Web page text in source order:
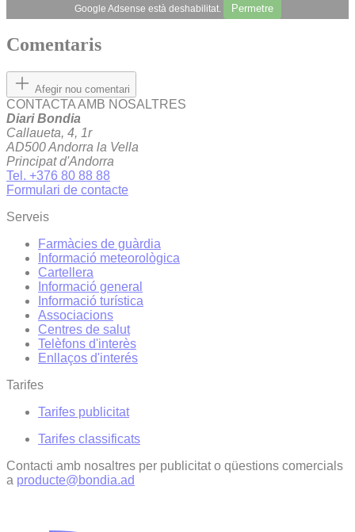
Google Adsense està deshabilitat. Permetre
Comentaris
Afegir nou comentari
CONTACTA AMB NOSALTRES
Diari Bondia
Callaueta, 4, 1r
AD500 Andorra la Vella
Principat d'Andorra
Tel. +376 80 88 88
Formulari de contacte
Serveis
Farmàcies de guàrdia
Informació meteorològica
Cartellera
Informació general
Informació turística
Associacions
Centres de salut
Telèfons d'interès
Enllaços d'interés
Tarifes
Tarifes publicitat
Tarifes classificats
Contacti amb nosaltres per publicitat o qüestions comercials
a producte@bondia.ad